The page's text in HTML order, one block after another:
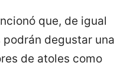
que, de igual
degustar una
de atoles como